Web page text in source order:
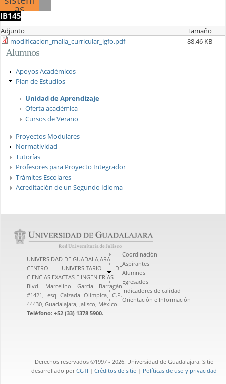
as
fotónic
os
IB145
Adjunto
Tamaño
modificacion_malla_curricular_igfo.pdf
88.46 KB
Alumnos
Apoyos Académicos
Plan de Estudios
Unidad de Aprendizaje
Oferta académica
Cursos de Verano
Proyectos Modulares
Normatividad
Tutorías
Profesores para Proyecto Integrador
Trámites Escolares
Acreditación de un Segundo Idioma
UNIVERSIDAD DE GUADALAJARA
CENTRO UNIVERSITARIO DE
CIENCIAS EXACTAS E INGENIERÍAS
Blvd. Marcelino García Barragán
#1421, esq Calzada Olímpica, C.P.
44430, Guadalajara, Jalisco, México.
Teléfono: +52 (33) 1378 5900.
Coordinación
Aspirantes
Alumnos
Egresados
Indicadores de calidad
Orientación e Información
Derechos reservados ©1997 - 2026. Universidad de Guadalajara. Sitio
desarrollado porCGTI | Créditos de sitio | Políticas de uso y privacidad